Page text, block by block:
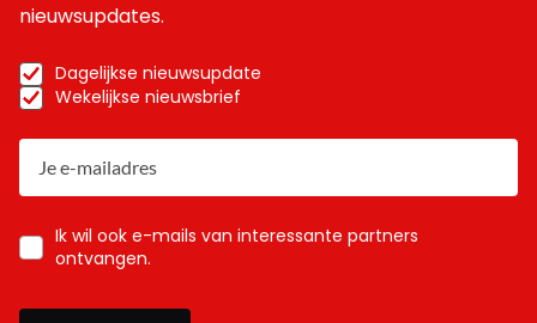
nieuwsupdates.
Dagelijkse nieuwsupdate
Wekelijkse nieuwsbrief
Ik wil ook e-mails van interessante partners
ontvangen.